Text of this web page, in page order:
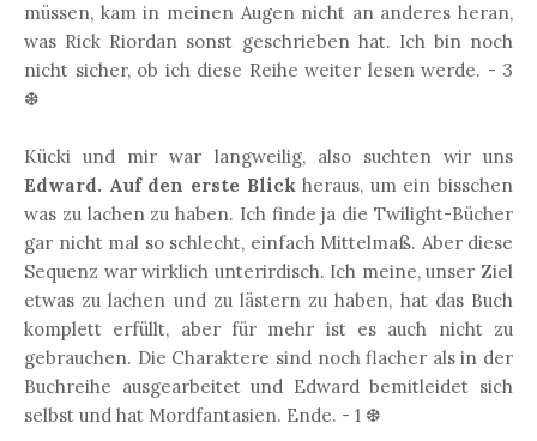
müssen, kam in meinen Augen nicht an anderes heran,
was Rick Riordan sonst geschrieben hat. Ich bin noch
nicht sicher, ob ich diese Reihe weiter lesen werde. - 3
❆
Kücki und mir war langweilig, also suchten wir uns
Edward. Auf den erste Blickheraus, um ein bisschen
was zu lachen zu haben. Ich finde ja die Twilight-Bücher
gar nicht mal so schlecht, einfach Mittelmaß. Aber diese
Sequenz war wirklich unterirdisch. Ich meine, unser Ziel
etwas zu lachen und zu lästern zu haben, hat das Buch
komplett erfüllt, aber für mehr ist es auch nicht zu
gebrauchen. Die Charaktere sind noch flacher als in der
Buchreihe ausgearbeitet und Edward bemitleidet sich
selbst und hat Mordfantasien. Ende. - 1 ❆